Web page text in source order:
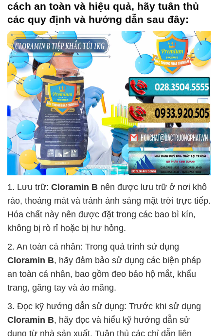
cách an toàn và hiệu quả, hãy tuân thủ
các quy định và hướng dẫn sau đây:
1. Lưu trữ: Cloramin B nên được lưu trữ ở nơi khô
ráo, thoáng mát và tránh ánh sáng mặt trời trực tiếp.
Hóa chất này nên được đặt trong các bao bì kín,
không bị rò rỉ hoặc bị hư hỏng.
2. An toàn cá nhân: Trong quá trình sử dụng
Cloramin B, hãy đảm bảo sử dụng các biện pháp
an toàn cá nhân, bao gồm đeo bảo hộ mắt, khẩu
trang, găng tay và áo măng.
3. Đọc kỹ hướng dẫn sử dụng: Trước khi sử dụng
Cloramin B, hãy đọc và hiểu kỹ hướng dẫn sử
dụng từ nhà sản xuất. Tuân thủ các chỉ dẫn liên